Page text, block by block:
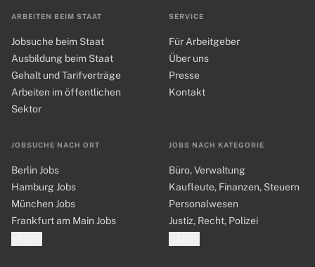
ARBEITEN BEIM STAAT
Jobsuche beim Staat
Ausbildung beim Staat
Gehalt und Tarifverträge
Arbeiten im öffentlichen
Sektor
JOBSUCHE NACH ORT
Berlin Jobs
Hamburg Jobs
München Jobs
Frankfurt am Main Jobs
JOBS NACH KATEGORIE
Büro, Verwaltung
Kaufleute, Finanzen, Steuern
Personalwesen
Justiz, Recht, Polizei
SERVICE
Für Arbeitgeber
Über uns
Presse
Kontakt